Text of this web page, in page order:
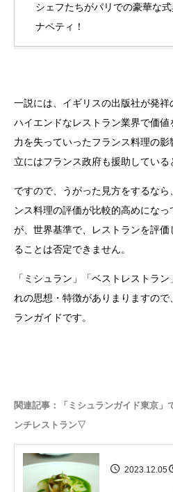
シェフたちがパリでの豪華な
ナペティ！
一説には、イギリスの出版社が発
ハイエンドなレストラン業界で価
力を失っていったフランス料理の
立にはフランス政府も援助している
ですので、うがった見方をするな
ンス料理の評価が比較的高めにな
が、世界基準で、レストランを評
ることは否定できません。
「ミシュラン」「ベストレストラ
れの思想・特徴がありまりますの
ランガイドです。
関連記事：「ミシュランガイド東京」
ンチレストラン▽
2023.12.05